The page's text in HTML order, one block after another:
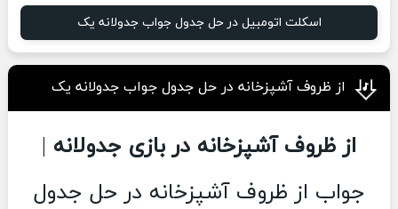
اسکلت اتومبیل در حل جدول جواب جدولانه یک
از ظروف آشپزخانه در حل جدول جواب جدولانه یک
از ظروف آشپزخانه در بازی جدولانه |
جواب از ظروف آشپزخانه در حل جدول